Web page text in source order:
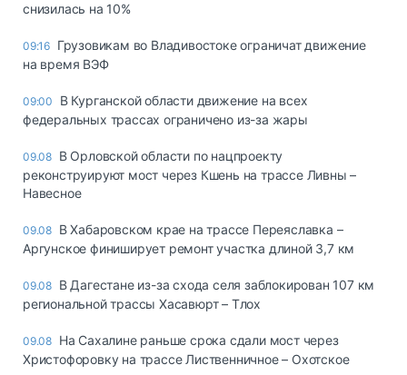
снизилась на 10%
09:16 Грузовикам во Владивостоке ограничат движение
на время ВЭФ
09:00
В Курганской области движение на всех
федеральных трассах ограничено из-за жары
09.08 В Орловской области по нацпроекту
реконструируют мост через Кшень на трассе Ливны –
Навесное
09.08 В Хабаровском крае на трассе Переяславка –
Аргунское финиширует ремонт участка длиной 3,7 км
09.08 В Дагестане из-за схода селя заблокирован 107 км
региональной трассы Хасавюрт – Тлох
09.08 На Сахалине раньше срока сдали мост через
Христофоровку на трассе Лиственничное – Охотское